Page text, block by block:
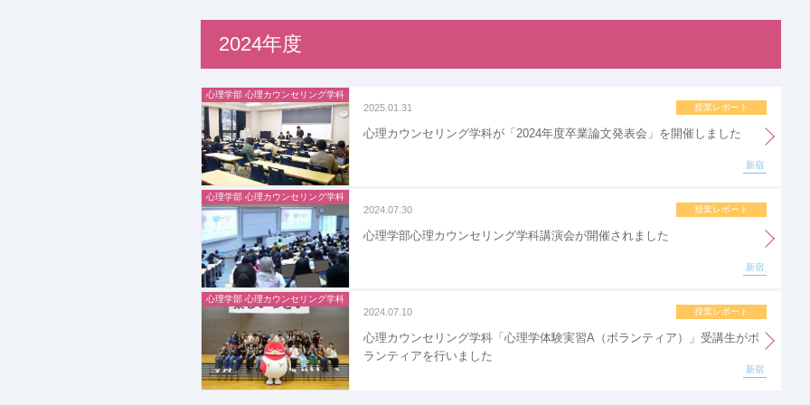
2024年度
2025.01.31 授業レポート
心理カウンセリング学科が「2024年度卒業論文発表会」を開催しました
新宿
心理学部 心理カウンセリング学科
2024.07.30 授業レポート
心理学部心理カウンセリング学科講演会が開催されました
新宿
心理学部 心理カウンセリング学科
2024.07.10 授業レポート
心理カウンセリング学科「心理学体験実習A（ボランティア）」受講生がボ
ランティアを行いました
新宿
心理学部 心理カウンセリング学科